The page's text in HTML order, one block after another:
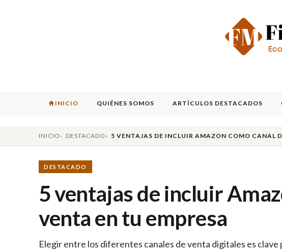
INICIO QUIÉNES SOMOS ARTÍCULOS DESTACADOS
INICIO DESTACADO 5 VENTAJAS DE INCLUIR AMAZON COMO CANAL
DESTACADO
5 ventajas de incluir
venta en tu empresa
Elegir entre los diferentes canales de venta digitales es clave